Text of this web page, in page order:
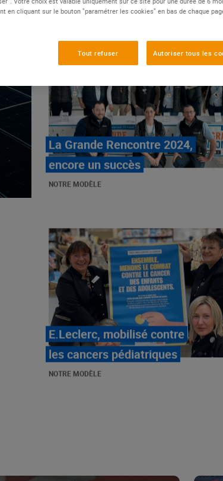
E.Leclerc, mobilisé contre
les cancers pédiatriques
NOTRE MODÈLE
LE MOUVEMENT
E.LECLERC ET SES
COMBATS
NOTRE MODÈLE
en cliquant sur le bouton "paramétrer les cookies" en bas de chaque
Tout refuser Autoriser tous les